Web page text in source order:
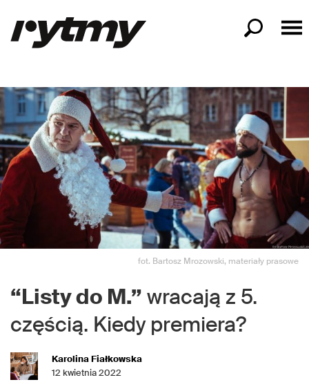
fot. Bartosz Mrozowski, materiały prasowe
“Listy do M.” wracają z 5.
częścią. Kiedy premiera?
Karolina Fiałkowska
12 kwietnia 2022